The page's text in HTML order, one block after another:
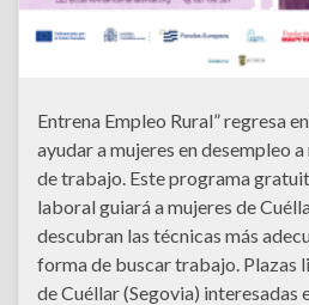
Entrena Empleo Rural” regresa
ayudar a mujeres en desempleo
de trabajo. Este programa
laboral guiará a mujeres de
descubran las técnicas más
forma de buscar trabajo. Plazas
de Cuéllar (Segovia) interesadas